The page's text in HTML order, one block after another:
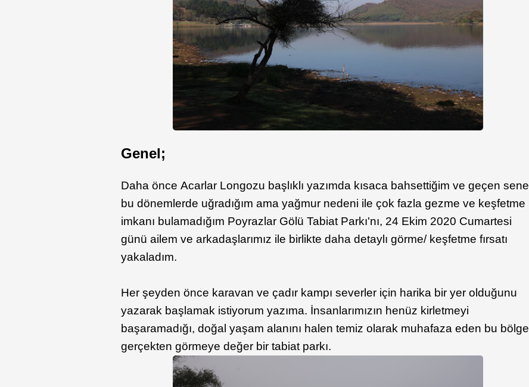
Genel;
Daha önce Acarlar Longozu başlıklı yazımda kısaca bahsettiğim ve geçen sene
bu dönemlerde uğradığım ama yağmur nedeni ile çok fazla gezme ve keşfetme
imkanı bulamadığım Poyrazlar Gölü Tabiat Parkı'nı, 24 Ekim 2020 Cumartesi
günü ailem ve arkadaşlarımız ile birlikte daha detaylı görme/ keşfetme fırsatı
yakaladım.
Her şeyden önce karavan ve çadır kampı severler için harika bir yer olduğunu
yazarak başlamak istiyorum yazıma. İnsanlarımızın henüz kirletmeyi
başaramadığı, doğal yaşam alanını halen temiz olarak muhafaza eden bu bölge
gerçekten görmeye değer bir tabiat parkı.